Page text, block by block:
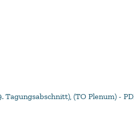
Tagungsabschnitt), (TO Plenum) -